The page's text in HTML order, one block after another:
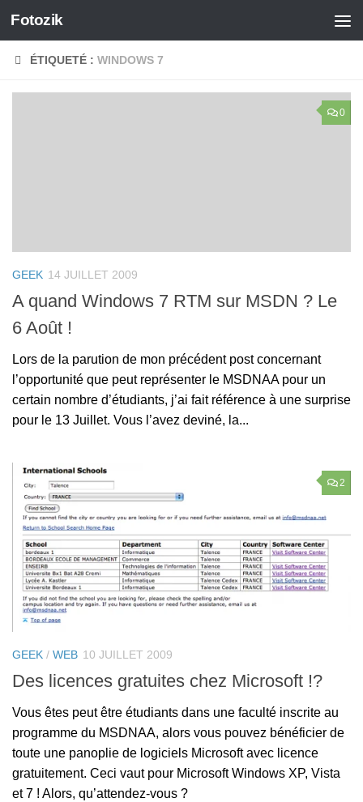
Skip to content
Fotozik
ÉTIQUETÉ : WINDOWS 7
0
GEEK 14 JUILLET 2009
A quand Windows 7 RTM sur MSDN ? Le
6 Août !
Lors de la parution de mon précédent post concernant
l’opportunité que peut représenter le MSDNAA pour un
certain nombre d’étudiants, j’ai fait référence à une surprise
pour le 13 Juillet. Vous l’avez deviné, la...
2
GEEK / WEB 10 JUILLET 2009
Des licences gratuites chez Microsoft !?
Vous êtes peut être étudiants dans une faculté inscrite au
programme du MSDNAA, alors vous pouvez bénéficier de
toute une panoplie de logiciels Microsoft avec licence
gratuitement. Ceci vaut pour Microsoft Windows XP, Vista
et 7 ! Alors, qu’attendez-vous ?